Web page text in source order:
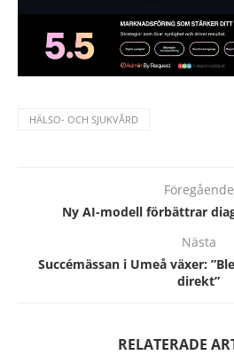
HÄLSO- OCH SJUKVÅRD
Föregående
Ny AI-modell förbättrar
Nästa
Succémässan i Umeå växer:
direkt”
RELATERADE